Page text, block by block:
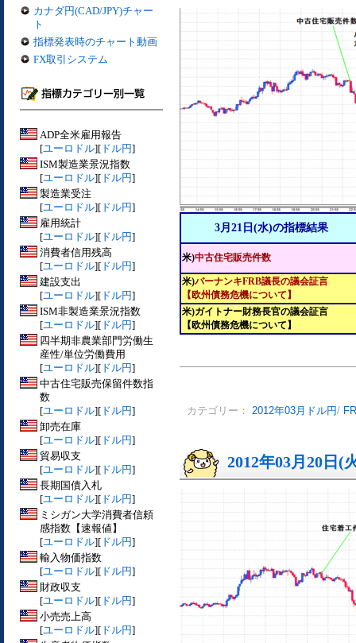
カナダ円(CAD/JPY)チャー
ト
指標発表時のチャート動画
FX取引システム
ADP全米雇用報告
[ユーロドル][ ドル円]
ISM製造業景況指数
[ユーロドル][ ドル円]
製造業受注
[ユーロドル][ ドル円]
雇用統計
[ユーロドル][ ドル円]
消費者信用残高
[ユーロドル][ ドル円]
建設支出
[ユーロドル][ ドル円]
ISM非製造業景況指数
[ユーロドル][ ドル円]
四半期非農業部門労働生
産性/単位労働費用
[ユーロドル][ ドル円]
中古住宅販売保留件数指
数
[ユーロドル][ ドル円]
卸売在庫
[ユーロドル][ ドル円]
貿易収支
[ユーロドル][ ドル円]
長期国債入札
[ユーロドル][ ドル円]
ミシガン大学消費者信頼
感指数【速報値】
[ユーロドル][ ドル円]
輸入物価指数
[ユーロドル][ ドル円]
財政収支
[ユーロドル][ ドル円]
小売売上高
[ユーロドル][ ドル円]
3月21日(水)の指標結果
米)中古住宅販売件数
米)バーナンキFRB議長の議会証言
【欧州債務危機について】
米)ガイトナー財務長官の議会証言
【欧州債務危機について】
カテゴリー： 2012年03月ドル円/
2012年03月20日(